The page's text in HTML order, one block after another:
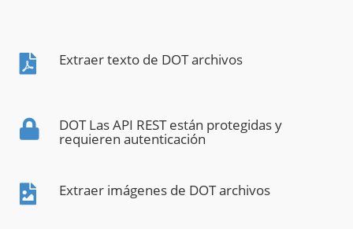
Extraer texto de DOT archivos
DOT Las API REST están protegidas y
requieren autenticación
Extraer imágenes de DOT archivos